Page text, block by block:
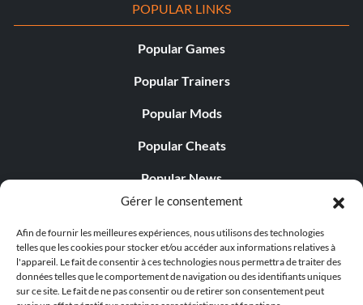
Gérer le consentement
Afin de fournir les meilleures expériences, nous utilisons des technologies
telles que les cookies pour stocker et/ou accéder aux informations relatives à
l'appareil. Le fait de consentir à ces technologies nous permettra de traiter des
données telles que le comportement de navigation ou des identifiants uniques
sur ce site. Le fait de ne pas consentir ou de retirer son consentement peut
POPULAR LINKS
Popular Games
Popular Trainers
Popular Mods
Popular Cheats
Popular News
Popular Editorials
Popular Free Games
LATEST UPDATES